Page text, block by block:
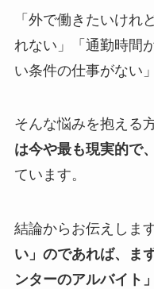
「外で働きたいけれ
れない」「通勤時間
い条件の仕事がない
そんな悩みを抱える
は今や最も現実的で
ています。
結論からお伝えします
い」のであれば、ま
ンターのアルバイト